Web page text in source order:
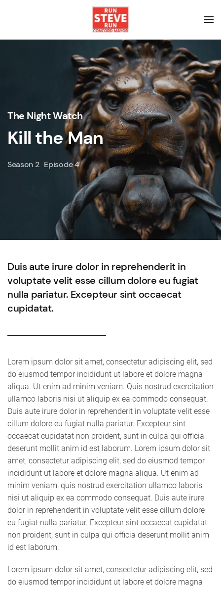
The Night Watch
Kill the Man
Season 2 Episode 4
Duis aute irure dolor in reprehenderit in
voluptate velit esse cillum dolore eu fugiat
nulla pariatur. Excepteur sint occaecat
cupidatat.
Lorem ipsum dolor sit amet, consectetur adipiscing elit, sed
do eiusmod tempor incididunt ut labore et dolore magna
aliqua. Ut enim ad minim veniam. Quis nostrud exercitation
ullamco laboris nisi ut aliquip ex ea commodo consequat.
Duis aute irure dolor in reprehenderit in voluptate velit esse
cillum dolore eu fugiat nulla pariatur. Excepteur sint
occaecat cupidatat non proident, sunt in culpa qui officia
deserunt mollit anim id est laborum. Lorem ipsum dolor sit
amet, consectetur adipiscing elit, sed do eiusmod tempor
incididunt ut labore et dolore magna aliqua. Ut enim ad
minim veniam, quis nostrud exercitation ullamco laboris
nisi ut aliquip ex ea commodo consequat. Duis aute irure
dolor in reprehenderit in voluptate velit esse cillum dolore
eu fugiat nulla pariatur. Excepteur sint occaecat cupidatat
non proident, sunt in culpa qui officia deserunt mollit anim
id est laborum.
Lorem ipsum dolor sit amet, consectetur adipiscing elit, sed
do eiusmod tempor incididunt ut labore et dolore magna